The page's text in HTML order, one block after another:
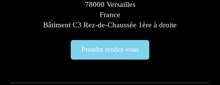
78000 Versailles
France
Bâtiment C3 Rez-de-Chaussée 1ère à droite
Prendre rendez-vous